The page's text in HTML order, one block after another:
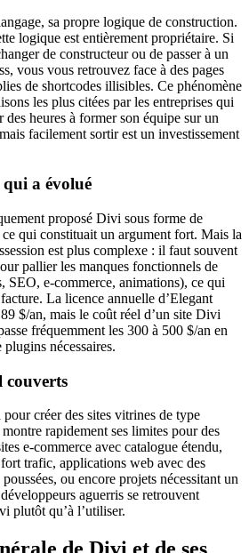
sa propre logique de construction.
logique est entièrement propriétaire. Si
de constructeur ou de passer à un
vous vous retrouvez face à des pages
de shortcodes illisibles. Ce phénomène
les plus citées par les entreprises qui
des heures à former son équipe sur un
facilement sortir est un investissement
a évolué
proposé Divi sous forme de
qui constituait un argument fort. Mais la
est plus complexe : il faut souvent
pallier les manques fonctionnels de
SEO, e-commerce, animations), ce qui
La licence annuelle d’Elegant
$/an, mais le coût réel d’un site Divi
fréquemment les 300 à 500 $/an en
plugins nécessaires.
couverts
créer des sites vitrines de type
rapidement ses limites pour des
e-commerce avec catalogue étendu,
trafic, applications web avec des
ou encore projets nécessitant un
aguerris se retrouvent
plutôt qu’à l’utiliser.